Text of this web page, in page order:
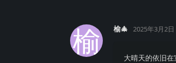
榆 榆🎄 2025年3月2日
大晴天的依旧